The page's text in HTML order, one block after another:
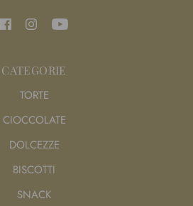
CATEGORIE
TORTE
CIOCCOLATE
DOLCEZZE
BISCOTTI
SNACK